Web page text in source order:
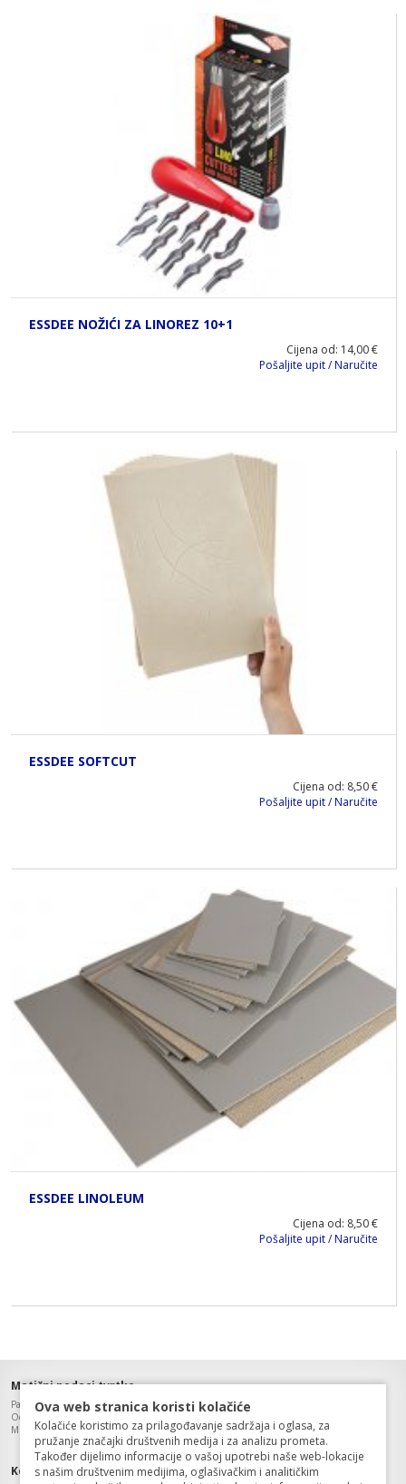
ESSDEE NOŽIĆI ZA LINOREZ 10+1
Cijena od: 14,00 €
Pošaljite upit / Naručite
ESSDEE SOFTCUT
Cijena od: 8,50 €
Pošaljite upit / Naručite
ESSDEE LINOLEUM
Cijena od: 8,50 €
Pošaljite upit / Naručite
Matični podaci tvrtke
Paleta art d.o.o., OIB: 49538645635,
Odgovorna osoba: Zinaida Dobrovolny, Trgovački sud u Rijeci
MBS: 040224503, Temeljni kapital: 20 000,00 kn, uplaćen u cijelosti.
Kontakt podaci tvrtke
Ova web stranica koristi kolačiće
Kolačiće koristimo za prilagođavanje sadržaja i oglasa, za
pružanje značajki društvenih medija i za analizu prometa.
Također dijelimo informacije o vašoj upotrebi naše web-lokacije
s našim društvenim medijima, oglašivačkim i analitičkim